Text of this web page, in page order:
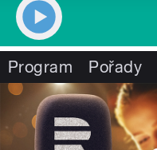
Program Pořady